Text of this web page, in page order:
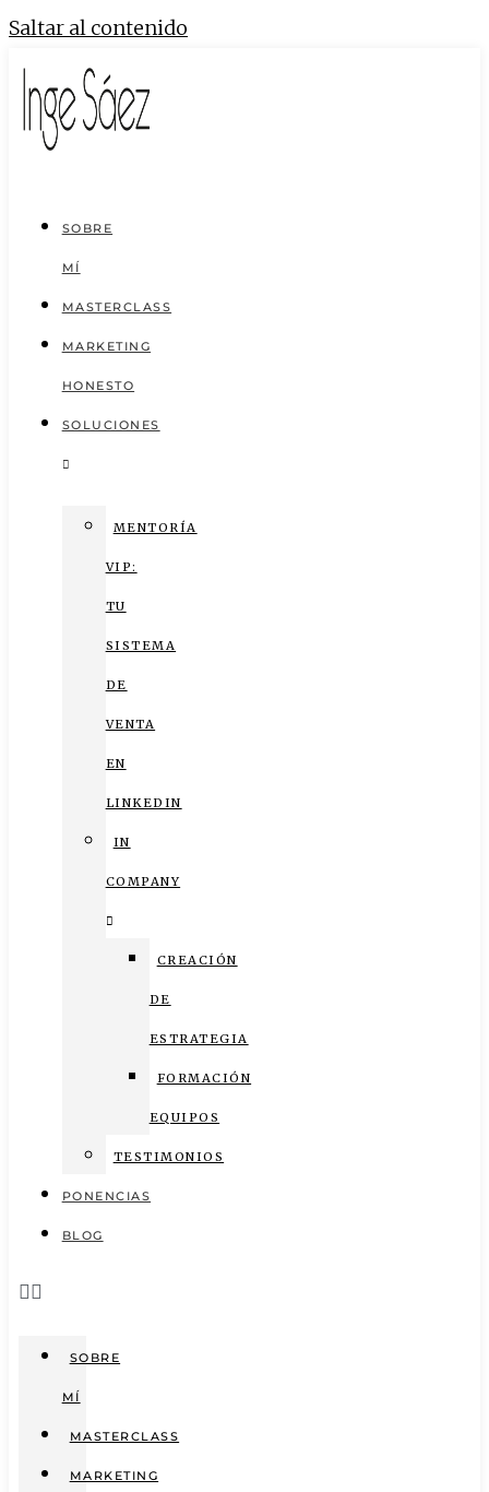
Saltar al contenido
SOBRE
MÍ
MASTERCLASS
MARKETING
HONESTO
SOLUCIONES
MENTORÍA
VIP:
TU
SISTEMA
DE
VENTA
EN
LINKEDIN
IN
COMPANY
CREACIÓN
DE
ESTRATEGIA
FORMACIÓN
EQUIPOS
TESTIMONIOS
PONENCIAS
BLOG
SOBRE
MÍ
MASTERCLASS
MARKETING